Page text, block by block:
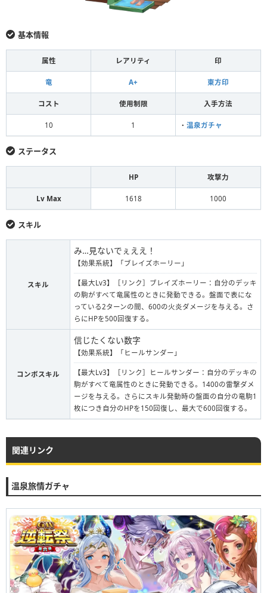
基本情報
属性 レアリティ 印
竜 A+ 東方印
コスト 使用制限 入手方法
10 1 ・ 温泉ガチャ
ステータス
HP 攻撃力
Lv Max 1618 1000
スキル
スキル
み…見ないでぇええ！
【効果系統】「ブレイズホーリー」
【最大Lv3】［リンク］ブレイズホーリー：自分のデッキ
の駒がすべて竜属性のときに発動できる。盤面で表にな
っている2ターンの間、600の火炎ダメージを与える。さ
らにHPを500回復する。
コンボスキル
信じたくない数字
【効果系統】「ヒールサンダー」
【最大Lv3】［リンク］ヒールサンダー：自分のデッキの
駒がすべて竜属性のときに発動できる。1400の雷撃ダメ
ージを与える。さらにスキル発動時の盤面の自分の竜駒1
枚につき自分のHPを150回復し、最大で600回復する。
関連リンク
温泉旅情ガチャ